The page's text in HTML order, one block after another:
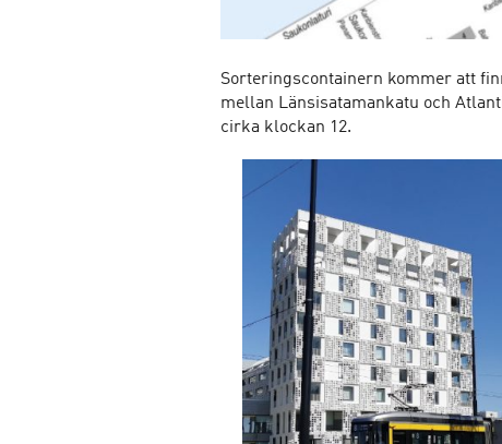
Sorteringscontainern kommer att
mellan Länsisatamankatu och
cirka klockan 12.